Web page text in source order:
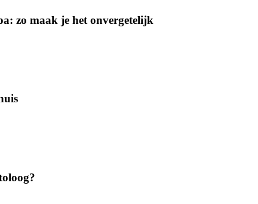
zo maak je het onvergetelijk